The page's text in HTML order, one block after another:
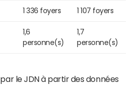
1 336 foyers 1 107 foyers
1,6
personne(s)
1,7
personne(s)
le JDN à partir des données